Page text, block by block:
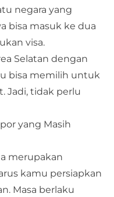
negara yang
bisa masuk ke dua
visa.
Selatan dengan
bisa memilih untuk
Jadi, tidak perlu
yang Masih
merupakan
kamu persiapkan
Masa berlaku